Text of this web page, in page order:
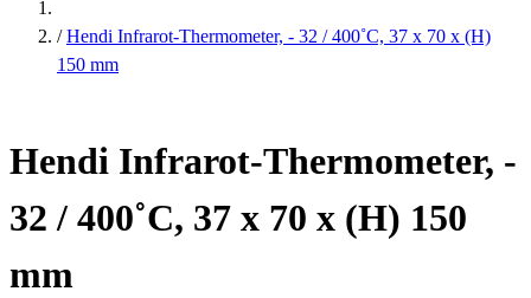
/ Hendi Infrarot-Thermometer, - 32 / 400˚C, 37 x 70 x (H)
150 mm
Hendi Infrarot-Thermometer, -
32 / 400˚C, 37 x 70 x (H) 150
mm